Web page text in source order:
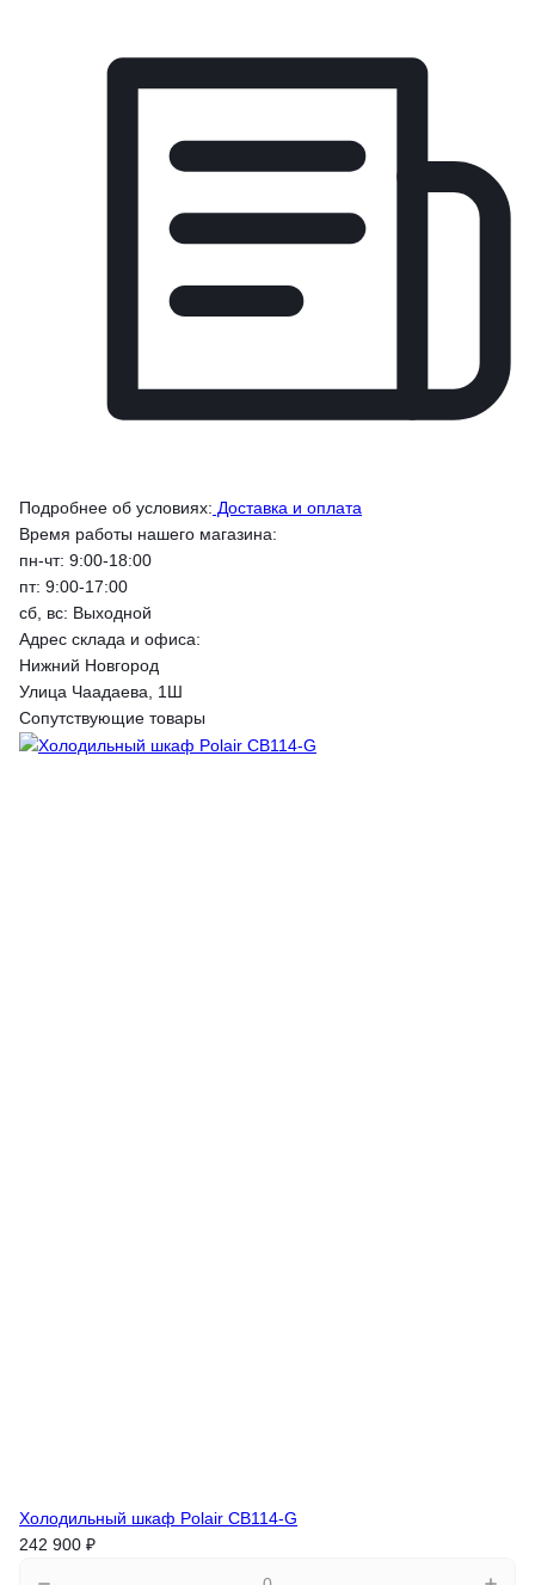
Подробнее об условиях: Доставка и оплата
Время работы нашего магазина:
пн-чт: 9:00-18:00
пт: 9:00-17:00
сб, вс: Выходной
Адрес склада и офиса:
Нижний Новгород
Улица Чаадаева, 1Ш
Сопутствующие товары
Холодильный шкаф Polair CB114-G
242 900 ₽